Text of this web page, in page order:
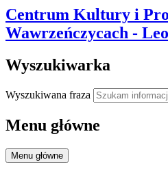
Centrum Kultury i
Wawrzeńczycach -
Wyszukiwarka
Wyszukiwana fraza
Menu główne
Menu główne